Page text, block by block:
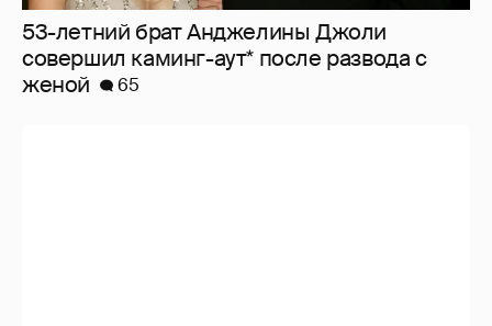
53-летний брат Анджелины Джоли
совершил каминг-аут* после развода с
женой
65